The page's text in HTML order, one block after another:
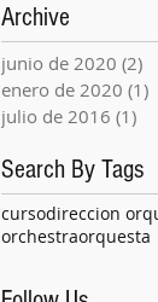
Archive
junio de 2020 (2)
enero de 2020 (1)
julio de 2016 (1)
Search By Tags
cursodireccion
orchestraorquesta